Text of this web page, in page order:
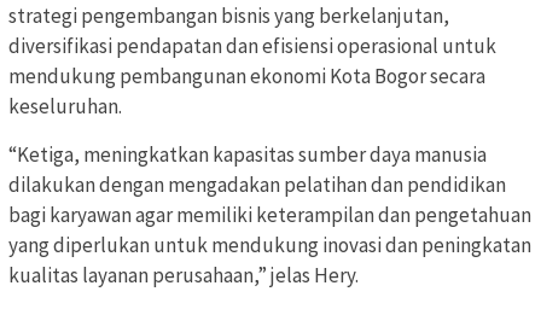
strategi pengembangan bisnis yang berkelanjutan,
diversifikasi pendapatan dan efisiensi operasional untuk
mendukung pembangunan ekonomi Kota Bogor secara
keseluruhan.
“Ketiga, meningkatkan kapasitas sumber daya manusia
dilakukan dengan mengadakan pelatihan dan pendidikan
bagi karyawan agar memiliki keterampilan dan pengetahuan
yang diperlukan untuk mendukung inovasi dan peningkatan
kualitas layanan perusahaan,” jelas Hery.